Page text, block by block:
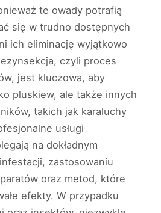
te owady potrafią
się w trudno dostępnych
ich eliminację wyjątkowo
czyli proces
jest kluczowa, aby
pluskiew, ale także innych
takich jak karaluchy
usługi
na dokładnym
zastosowaniu
oraz metod, które
efekty. W przypadku